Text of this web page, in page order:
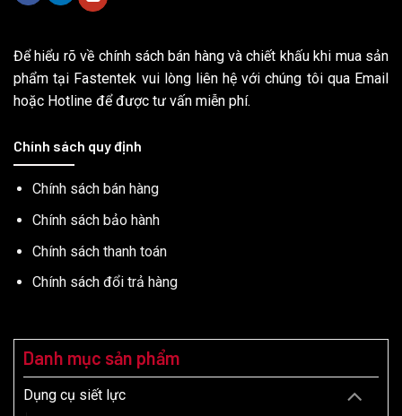
Để hiểu rõ về chính sách bán hàng và chiết khấu khi mua sản
phẩm tại Fastentek vui lòng liên hệ với chúng tôi qua Email
hoặc Hotline để được tư vấn miễn phí.
Chính sách quy định
Chính sách bán hàng
Chính sách bảo hành
Chính sách thanh toán
Chính sách đổi trả hàng
Danh mục sản phẩm
Dụng cụ siết lực